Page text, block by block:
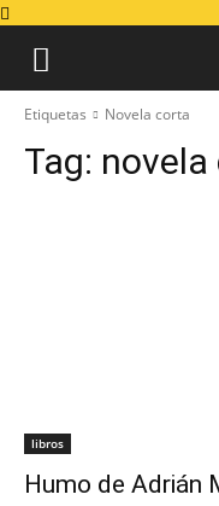
Etiquetas Novela corta
Tag:
libros
Humo de Adrián